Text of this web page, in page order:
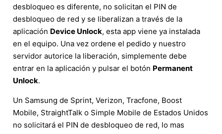
desbloqueo es diferente, no solicitan el PIN de
desbloqueo de red y se liberalizan a través de la
aplicación Device Unlock, esta app viene ya instalada
en el equipo. Una vez ordene el pedido y nuestro
servidor autorice la liberación, simplemente debe
entrar en la aplicación y pulsar el botón Permanent
Unlock.
Un Samsung de Sprint, Verizon, Tracfone, Boost
Mobile, StraightTalk o Simple Mobile de Estados Unidos
no solicitará el PIN de desbloqueo de red, lo mas